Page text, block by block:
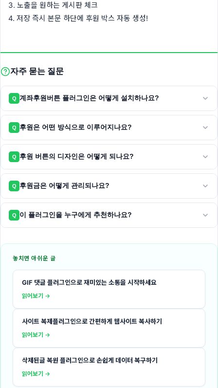
3. 노출을 원하는 게시판 체크
4. 저장 즉시 본문 하단에 후원 박스 자동 생성!
자주 묻는 질문
Q 계좌후원버튼 플러그인은 어떻게 설치하나요?
Q 후원은 어떤 방식으로 이루어지나요?
Q 후원 버튼의 디자인은 어떻게 되나요?
Q 후원금은 어떻게 관리되나요?
Q 이 플러그인을 누구에게 추천하나요?
놓치면 아쉬운 글
GIF 댓글 플러그인으로 재미있는 소통을 시작하세요
읽어보기 →
사이트 복제플러그인으로 간편하게 웹사이트 복사하기
읽어보기 →
삭제된글 복원 플러그인으로 손쉽게 데이터 복구하기
읽어보기 →